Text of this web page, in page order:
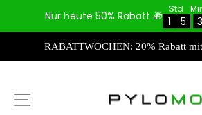
Inhalt
Nur heute 50% Rabatt 🎁
Std
11 5
5 3
3
RABATTWOCHEN: 20% Rabatt
SEITENNAVIGATION